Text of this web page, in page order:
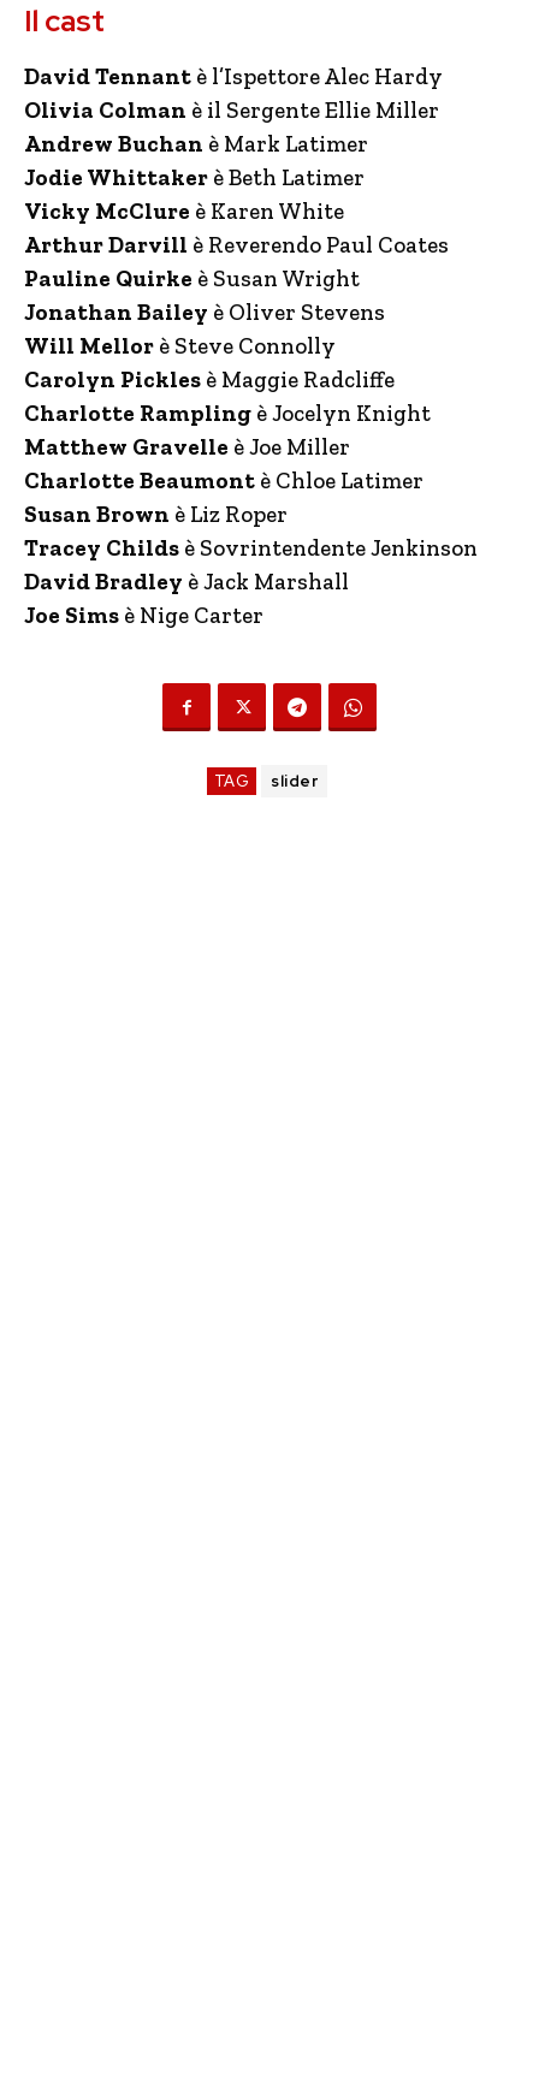
Il cast
David Tennant è l’Ispettore Alec Hardy
Olivia Colman è il Sergente Ellie Miller
Andrew Buchan è Mark Latimer
Jodie Whittaker è Beth Latimer
Vicky McClure è Karen White
Arthur Darvill è Reverendo Paul Coates
Pauline Quirke è Susan Wright
Jonathan Bailey è Oliver Stevens
Will Mellor è Steve Connolly
Carolyn Pickles è Maggie Radcliffe
Charlotte Rampling è Jocelyn Knight
Matthew Gravelle è Joe Miller
Charlotte Beaumont è Chloe Latimer
Susan Brown è Liz Roper
Tracey Childs è Sovrintendente Jenkinson
David Bradley è Jack Marshall
Joe Sims è Nige Carter
TAG slider